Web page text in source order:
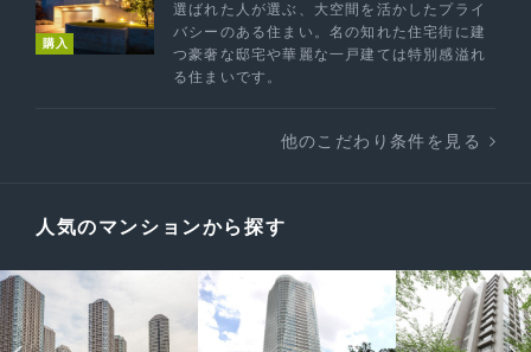
購入
選ばれた人が選ぶ、大空間を活かしたプライ
バシーのある住まい。名の知れた住宅街に建
つ豪奢な邸宅や華麗な一戸建ては特別感溢れ
る住まいです。
他のこだわり条件を見る
人気のマンションから探す